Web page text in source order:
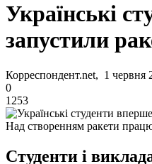
Українські
запустили
Корреспондент.net, 1 червня
0
1253
Над створенням ракети
Студенти і